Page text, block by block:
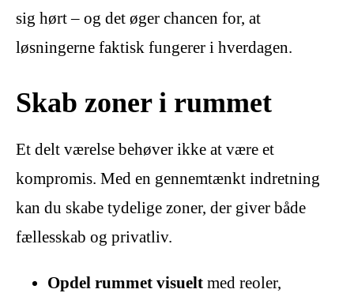
sig hørt – og det øger chancen for, at
løsningerne faktisk fungerer i hverdagen.
Skab zoner i rummet
Et delt værelse behøver ikke at være et
kompromis. Med en gennemtænkt indretning
kan du skabe tydelige zoner, der giver både
fællesskab og privatliv.
Opdel rummet visuelt med reoler,